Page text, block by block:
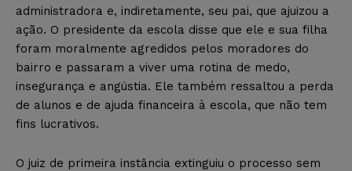
administradora e, indiretamente, seu pai, que ajuizou a
ação. O presidente da escola disse que ele e sua filha
foram moralmente agredidos pelos moradores do
bairro e passaram a viver uma rotina de medo,
insegurança e angústia. Ele também ressaltou a perda
de alunos e de ajuda financeira à escola, que não tem
fins lucrativos.
O juiz de primeira instância extinguiu o processo sem